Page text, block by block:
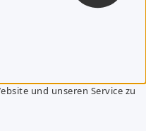
und unseren Service zu